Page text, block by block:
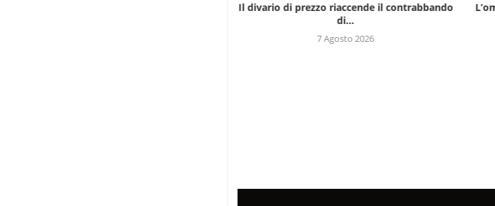
Il divario di prezzo riaccende il contrabbando
di...
7 Agosto 2026